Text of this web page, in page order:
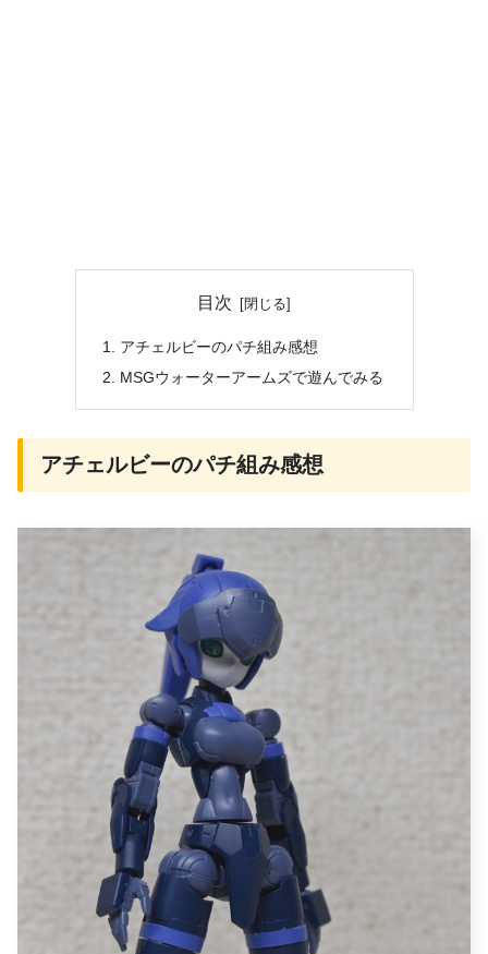
目次
アチェルビーのパチ組み感想
MSGウォーターアームズで遊んでみる
アチェルビーのパチ組み感想